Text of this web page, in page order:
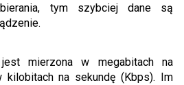
tym szybciej dane są
mierzona w megabitach na
na sekundę (Kbps). Im